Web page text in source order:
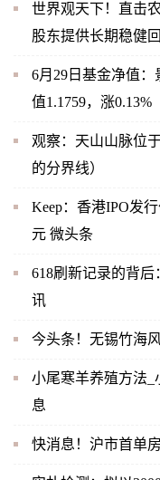
世界观天下！直击
股东提供长期稳健
6月29日基金净值
值1.1759，涨0.13%
观察：天山山脉位
的分界线）
Keep：香港IPO发
元 微头条
618刷新记录的背
讯
今头条！无锡竹海
小尾寒羊养殖方法_
息
快消息！沪市首单